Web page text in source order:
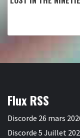
Reading
Flux RSS
Discorde 26 mars
Discorde 5 Juillet